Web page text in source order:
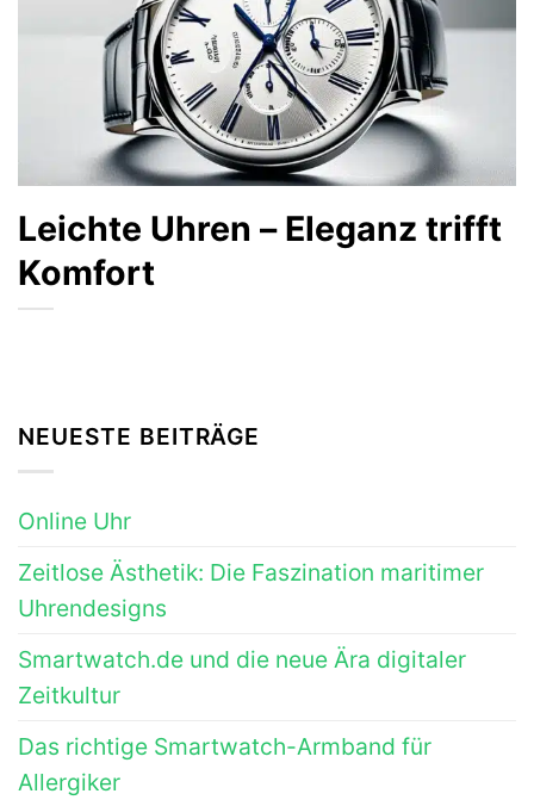
Leichte Uhren – Eleganz trifft
Komfort
NEUESTE BEITRÄGE
Online Uhr
Zeitlose Ästhetik: Die Faszination maritimer
Uhrendesigns
Smartwatch.de und die neue Ära digitaler
Zeitkultur
Das richtige Smartwatch-Armband für
Allergiker